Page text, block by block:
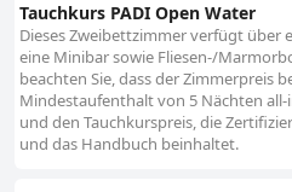
Tauchkurs PADI Open Water
Dieses Zweibettzimmer verfügt über
eine Minibar sowie Fliesen-/
beachten Sie, dass der Zimmerpreis
Mindestaufenthalt von 5 Nächten all-
und den Tauchkurspreis, die
und das Handbuch beinhaltet.